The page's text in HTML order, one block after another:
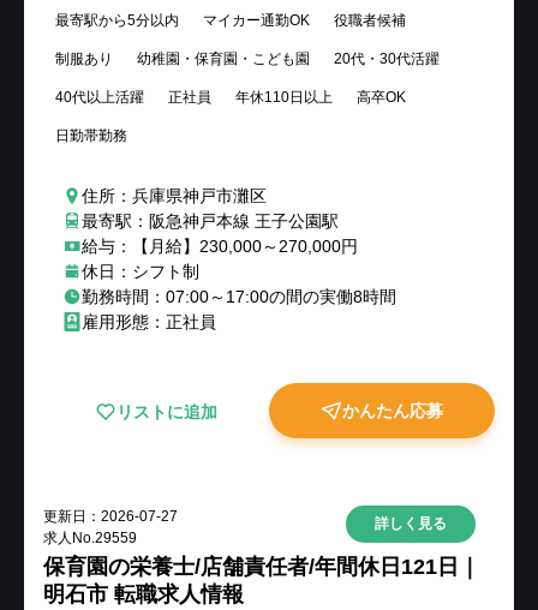
最寄駅から5分以内
マイカー通勤OK 役職者候補
制服あり 幼稚園・保育園・こども園 20代・30代活躍
40代以上活躍 正社員 年休110日以上 高卒OK
日勤帯勤務
住所：兵庫県神戸市灘区
最寄駅：阪急神戸本線 王子公園駅
給与：【月給】230,000～270,000円
休日：シフト制
勤務時間：07:00～17:00の間の実働8時間
雇用形態：正社員
リストに追加 かんたん応募
更新日： 2026-07-27
求人No.29559
詳しく見る
保育園の栄養士/店舗責任者/年間休日121日｜
明石市 転職求人情報